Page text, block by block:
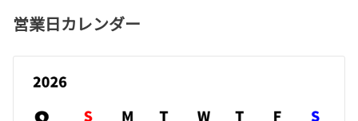
営業日カレンダー